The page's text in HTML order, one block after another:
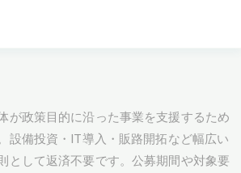
が政策目的に沿った事業を支援するため
設備投資・IT導入・販路開拓など幅広い
として返済不要です。公募期間や対象要